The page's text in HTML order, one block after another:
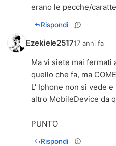
erano le pecche/
Rispondi
Ezekiele251717 anni fa
Ma vi siete mai fermati
quello che fa, ma
L' Iphone non si vede
altro MobileDevice da
PUNTO
Rispondi